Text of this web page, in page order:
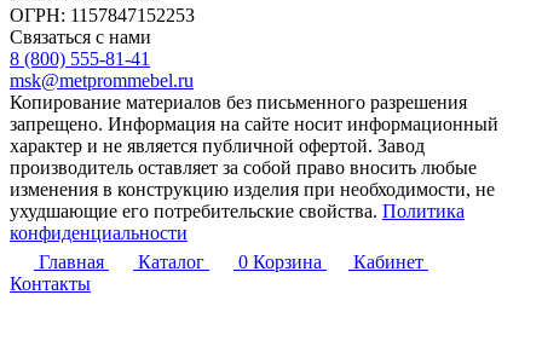
ОГРН: 1157847152253
Связаться с нами
8 (800) 555-81-41
msk@metprommebel.ru
Копирование материалов без письменного разрешения
запрещено. Информация на сайте носит информационный
характер и не является публичной офертой. Завод
производитель оставляет за собой право вносить любые
изменения в конструкцию изделия при необходимости, не
ухудшающие его потребительские свойства. Политика
конфиденциальности
Главная
Каталог 0 Корзина
Кабинет
Контакты